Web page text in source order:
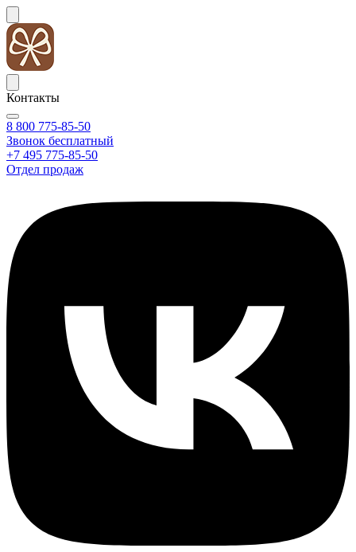
Контакты
8 800 775-85-50
Звонок бесплатный
+7 495 775-85-50
Отдел продаж